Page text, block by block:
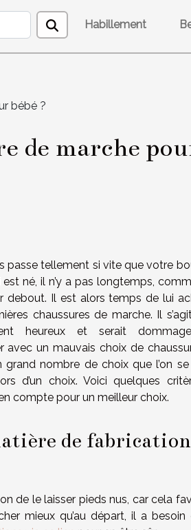
Habillement
bébé ?
de marche
passe tellement si vite que votre
né, il n’y a pas longtemps,
debout. Il est alors temps de lui
chaussures de marche. Il s’agit
heureux et serait
avec un mauvais choix de
grand nombre de choix que l’on
d’un choix. Voici quelques
compte pour un meilleur choix.
de
de le laisser pieds nus, car cela
mieux qu’au départ, il a besoin